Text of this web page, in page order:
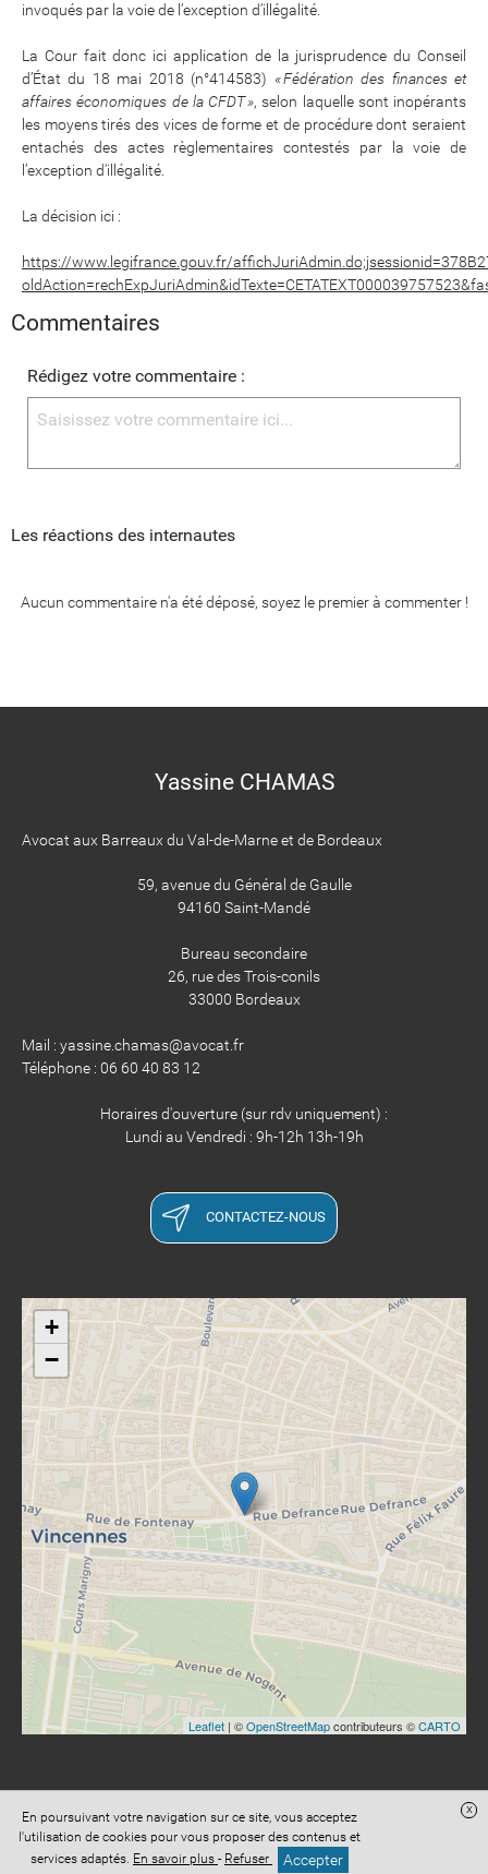
invoqués par la voie de l’exception d’illégalité.
La Cour fait donc ici application de la jurisprudence du Conseil
d’État du 18 mai 2018 (n°414583) « Fédération des finances et
affaires économiques de la CFDT », selon laquelle sont inopérants
les moyens tirés des vices de forme et de procédure dont seraient
entachés des actes règlementaires contestés par la voie de
l’exception d'illégalité.
La décision ici :
https://www.legifrance.gouv.fr/
Commentaires
Rédigez votre commentaire :
Les réactions des internautes
Aucun commentaire n'a été déposé, soyez le premier à commenter !
Yassine CHAMAS
Avocat aux Barreaux du Val-de-Marne et de Bordeaux
59, avenue du Général de Gaulle
94160 Saint-Mandé
Bureau secondaire
26, rue des Trois-conils
33000 Bordeaux
Mail : yassine.chamas@avocat.fr
Téléphone : 06 60 40 83 12
Horaires d'ouverture (sur rdv uniquement) :
Lundi au Vendredi : 9h-12h 13h-19h
CONTACTEZ-NOUS
+
−
Leaflet | ©OpenStreetMapcontributeurs ©CARTO
Site réalisé avecDigital Avocat
Accès administration
Confidentialité
Conditions Générales de Vente
Mentions légales
En poursuivant votre navigation sur ce site, vous acceptez
l'utilisation de cookies pour vous proposer des contenus et
services adaptés. En savoir plus - Refuser Accepter
x